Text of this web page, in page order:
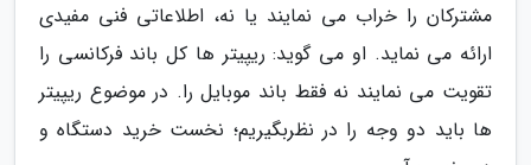
مشترکان را خراب می نمایند یا نه، اطلاعاتی فنی مفیدی
ارائه می نماید. او می گوید: ریپیتر ها کل باند فرکانسی را
تقویت می نمایند نه فقط باند موبایل را. در موضوع ریپیتر
ها باید دو وجه را در نظربگیریم؛ نخست خرید دستگاه و